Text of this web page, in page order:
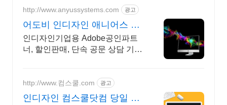
http://www.anyussystems.com 광고
어도비 인디자인 애니어스 고
객과 소통하는 IT 파트너
인디자인기업용 Adobe공인파트
너, 할인판매, 단속 공문 상담 기술
된 상담을 제공합니다.
http://www.컴스쿨.com 광고
인디자인 컴스쿨닷컴 당일 신